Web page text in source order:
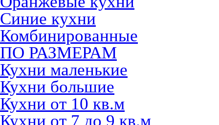
Синие кухни
Комбинированные
ПО РАЗМЕРАМ
Кухни маленькие
Кухни большие
Кухни от 10 кв.м
Кухни от 7 до 9 кв.м